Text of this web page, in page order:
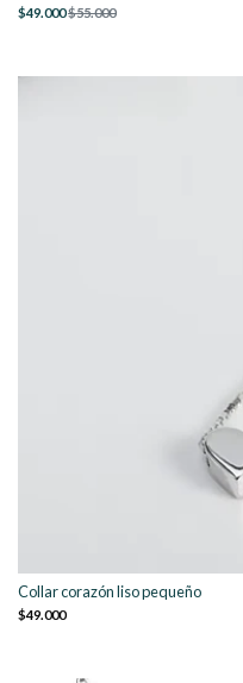
$49.000$55.000
Collar corazón liso pequeño
$49.000